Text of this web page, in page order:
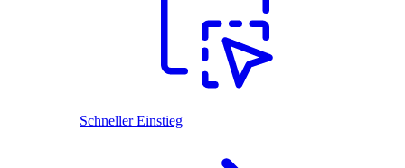
Schneller Einstieg